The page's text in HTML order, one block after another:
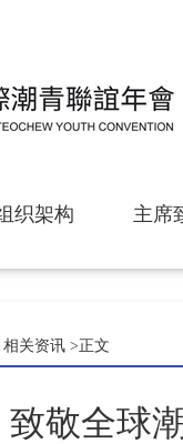
织架构 主席
相关资讯 >正文
敬全球